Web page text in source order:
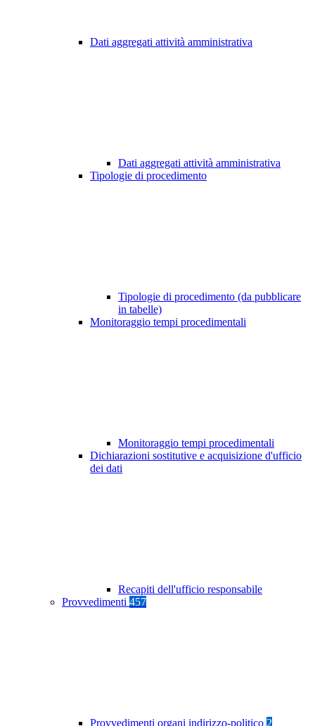
Dati aggregati attività amministrativa
Dati aggregati attività amministrativa
Tipologie di procedimento
Tipologie di procedimento (da pubblicare
in tabelle)
Monitoraggio tempi procedimentali
Monitoraggio tempi procedimentali
Dichiarazioni sostitutive e acquisizione d'ufficio
dei dati
Recapiti dell'ufficio responsabile
Provvedimenti 457
Provvedimenti organi indirizzo-politico 2